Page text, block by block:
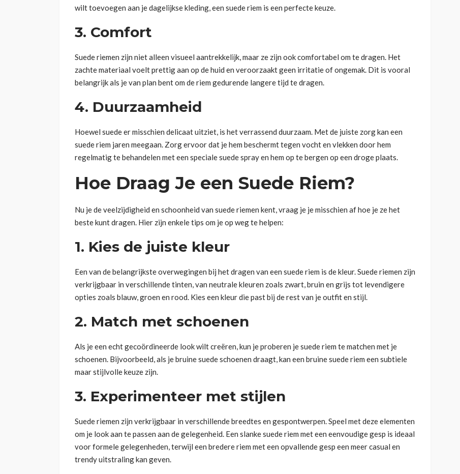
wilt toevoegen aan je dagelijkse kleding, een suede riem is een perfecte keuze.
3. Comfort
Suede riemen zijn niet alleen visueel aantrekkelijk, maar ze zijn ook comfortabel om te dragen. Het
zachte materiaal voelt prettig aan op de huid en veroorzaakt geen irritatie of ongemak. Dit is vooral
belangrijk als je van plan bent om de riem gedurende langere tijd te dragen.
4. Duurzaamheid
Hoewel suede er misschien delicaat uitziet, is het verrassend duurzaam. Met de juiste zorg kan een
suede riem jaren meegaan. Zorg ervoor dat je hem beschermt tegen vocht en vlekken door hem
regelmatig te behandelen met een speciale suede spray en hem op te bergen op een droge plaats.
Hoe Draag Je een Suede Riem?
Nu je de veelzijdigheid en schoonheid van suede riemen kent, vraag je je misschien af hoe je ze het
beste kunt dragen. Hier zijn enkele tips om je op weg te helpen:
1. Kies de juiste kleur
Een van de belangrijkste overwegingen bij het dragen van een suede riem is de kleur. Suede riemen zijn
verkrijgbaar in verschillende tinten, van neutrale kleuren zoals zwart, bruin en grijs tot levendigere
opties zoals blauw, groen en rood. Kies een kleur die past bij de rest van je outfit en stijl.
2. Match met schoenen
Als je een echt gecoördineerde look wilt creëren, kun je proberen je suede riem te matchen met je
schoenen. Bijvoorbeeld, als je bruine suede schoenen draagt, kan een bruine suede riem een subtiele
maar stijlvolle keuze zijn.
3. Experimenteer met stijlen
Suede riemen zijn verkrijgbaar in verschillende breedtes en gespontwerpen. Speel met deze elementen
om je look aan te passen aan de gelegenheid. Een slanke suede riem met een eenvoudige gesp is ideaal
voor formele gelegenheden, terwijl een bredere riem met een opvallende gesp een meer casual en
trendy uitstraling kan geven.